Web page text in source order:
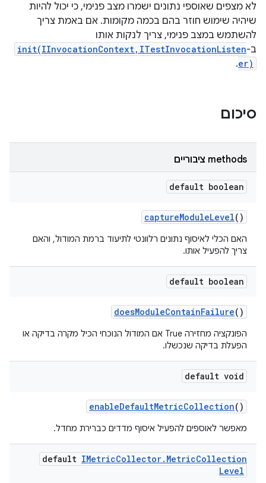
לא מצפים שאוספי נתונים ישמרו מצב פנימי, כי יכול להיות
שיהיה שימוש חוזר בהם בכמה מקומות. אם באמת צריך
להשתמש במצב פנימי, צריך לנקות אותו
ב-init(IInvocationContext,ITestInvocationListen
er)
.
סיכום
‫methods ציבוריים
default boolean
captureModuleLevel()
האם הכלי לאיסוף נתונים רלוונטי לתיעוד ברמת המודול, והאם
צריך להפעיל אותו.
default boolean
doesModuleContainFailure()
הפונקציה מחזירה True אם המודול הנוכחי הכיל מקרה בדיקה או
הפעלת בדיקה שנכשלו.
default void
enableDefaultMetricCollection()
מאפשר לאוספים להפעיל איסוף מדדים כברירת מחדל.
default IMetricCollector. MetricCollection
Level